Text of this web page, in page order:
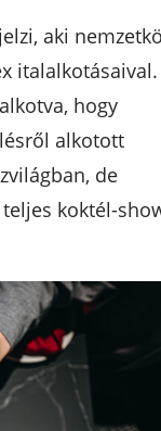
aki
italalkotásaival.
hogy
alkotott
de
koktél-